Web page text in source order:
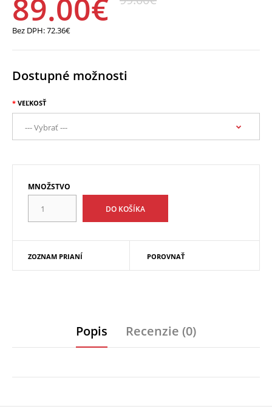
89.00€
Bez DPH:72.36€
Dostupné možnosti
VEĽKOSŤ
MNOŽSTVO
ZOZNAM PRIANÍ POROVNAŤ
Popis Recenzie (0)